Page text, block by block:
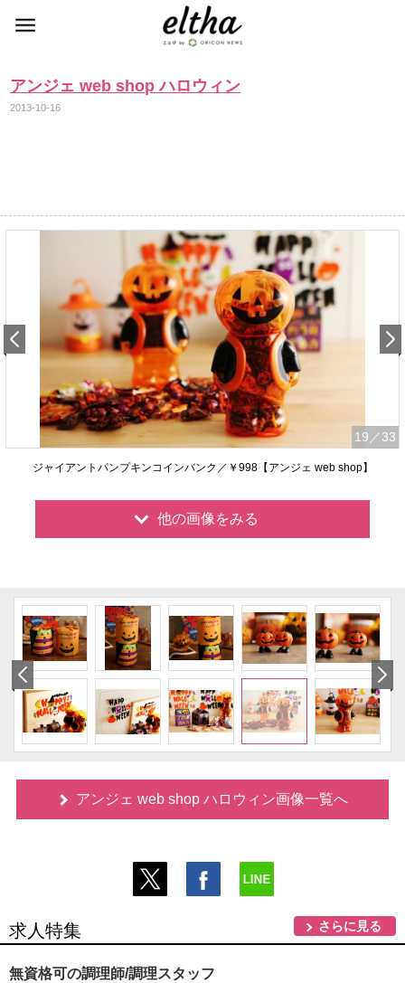
アンジェ web shop ハロウィン
2013-10-16
19 ／33
ジャイアントパンプキンコインバンク／￥998【アンジェ web shop】
他の画像をみる
アンジェ web shop ハロウィン画像一覧へ
求人特集 さらに見る
無資格可の調理師/調理スタッフ